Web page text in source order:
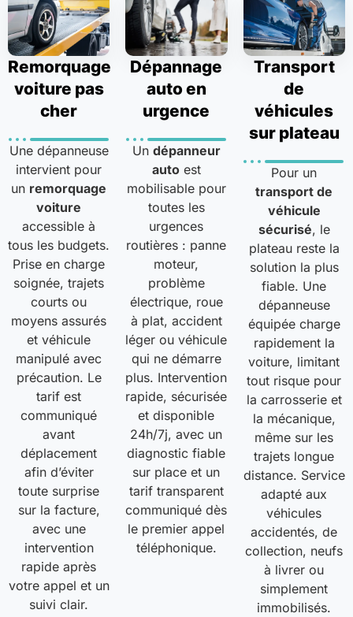
Remorquage
voiture pas
cher
Une dépanneuse
intervient pour
un remorquage
voiture
accessible à
tous les budgets.
Prise en charge
soignée, trajets
courts ou
moyens assurés
et véhicule
manipulé avec
précaution. Le
tarif est
communiqué
avant
déplacement
afin d’éviter
toute surprise
sur la facture,
avec une
intervention
rapide après
votre appel et un
suivi clair.
Dépannage
auto en
urgence
Un dépanneur
autoest
mobilisable pour
toutes les
urgences
routières : panne
moteur,
problème
électrique, roue
à plat, accident
léger ou véhicule
qui ne démarre
plus. Intervention
rapide, sécurisée
et disponible
24h/7j, avec un
diagnostic fiable
sur place et un
tarif transparent
communiqué dès
le premier appel
téléphonique.
Transport
de
véhicules
sur plateau
Pour un
transport de
véhicule
sécurisé, le
plateau reste la
solution la plus
fiable. Une
dépanneuse
équipée charge
rapidement la
voiture, limitant
tout risque pour
la carrosserie et
la mécanique,
même sur les
trajets longue
distance. Service
adapté aux
véhicules
accidentés, de
collection, neufs
à livrer ou
simplement
immobilisés.